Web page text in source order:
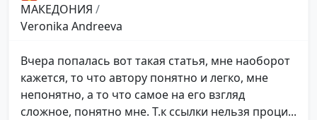
МАКЕДОНИЯ /
Veronika Andreeva
Вчера попалась вот такая статья, мне наоборот
кажется, то что автору понятно и легко, мне
непонятно, а то что самое на его взгляд
сложное, понятно мне. Т.к ссылки нельзя проци...